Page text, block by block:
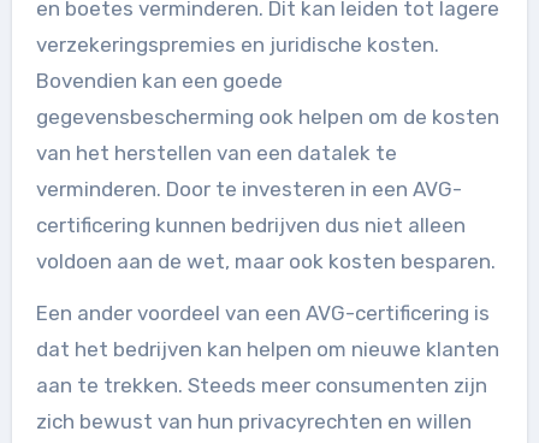
en boetes verminderen. Dit kan leiden tot lagere
verzekeringspremies en juridische kosten.
Bovendien kan een goede
gegevensbescherming ook helpen om de kosten
van het herstellen van een datalek te
verminderen. Door te investeren in een AVG-
certificering kunnen bedrijven dus niet alleen
voldoen aan de wet, maar ook kosten besparen.
Een ander voordeel van een AVG-certificering is
dat het bedrijven kan helpen om nieuwe klanten
aan te trekken. Steeds meer consumenten zijn
zich bewust van hun privacyrechten en willen